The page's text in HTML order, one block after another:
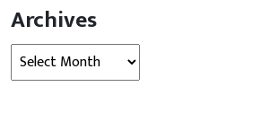
Archives
Archives